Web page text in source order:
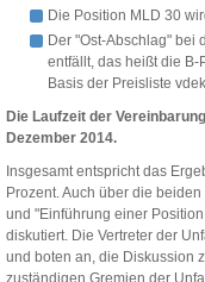
Die Position MLD 30
Der "Ost-Abschlag" bei
entfällt, das heißt die
Basis der Preisliste
Die Laufzeit der
Dezember 2014.
Insgesamt entspricht das
Prozent. Auch über die
und "Einführung einer
diskutiert. Die Vertreter der
und boten an, die Diskussion
zuständigen Gremien der